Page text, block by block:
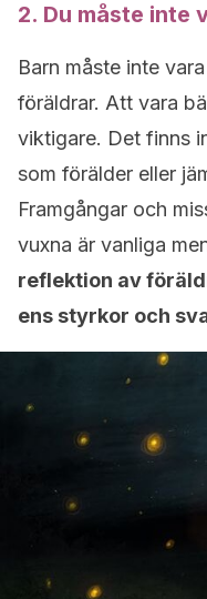
2. Du måste inte
Barn måste inte
föräldrar. Att vara
viktigare. Det finns
som förälder eller
Framgångar och
vuxna är vanliga
reflektion av
ens styrkor och